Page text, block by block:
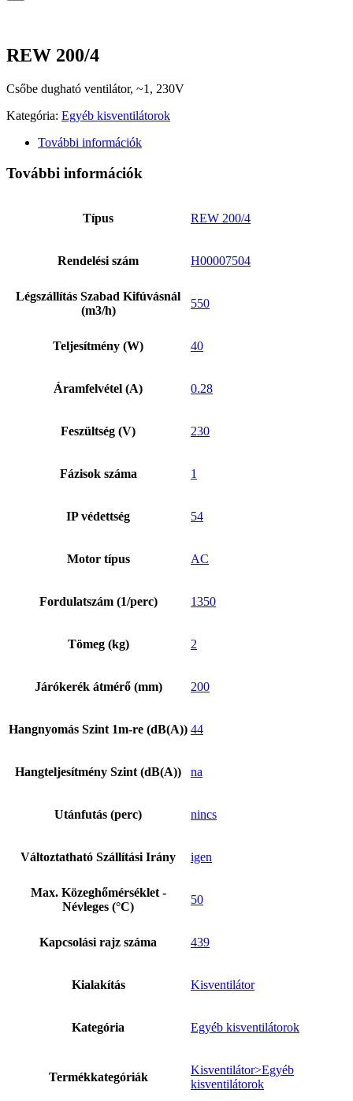
REW 200/4
Csőbe dugható ventilátor, ~1, 230V
Kategória: Egyéb kisventilátorok
További információk
További információk
Típus REW 200/4
Rendelési szám H00007504
Légszállítás Szabad Kifúvásnál
(m3/h)
550
Teljesítmény (W) 40
Áramfelvétel (A) 0.28
Feszültség (V) 230
Fázisok száma 1
IP védettség 54
Motor típus AC
Fordulatszám (1/perc) 1350
Tömeg (kg) 2
Járókerék átmérő (mm) 200
Hangnyomás Szint 1m-re (dB(A)) 44
Hangteljesítmény Szint (dB(A)) na
Utánfutás (perc) nincs
Változtatható Szállítási Irány igen
Max. Közeghőmérséklet -
Névleges (°C)
50
Kapcsolási rajz száma 439
Kialakítás Kisventilátor
Kategória Egyéb kisventilátorok
Termékkategóriák
Kisventilátor>Egyéb
kisventilátorok